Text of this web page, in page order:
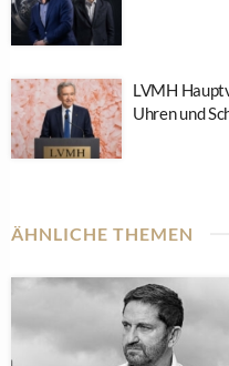
LVMH
Uhren und
ÄHNLICHE THEMEN